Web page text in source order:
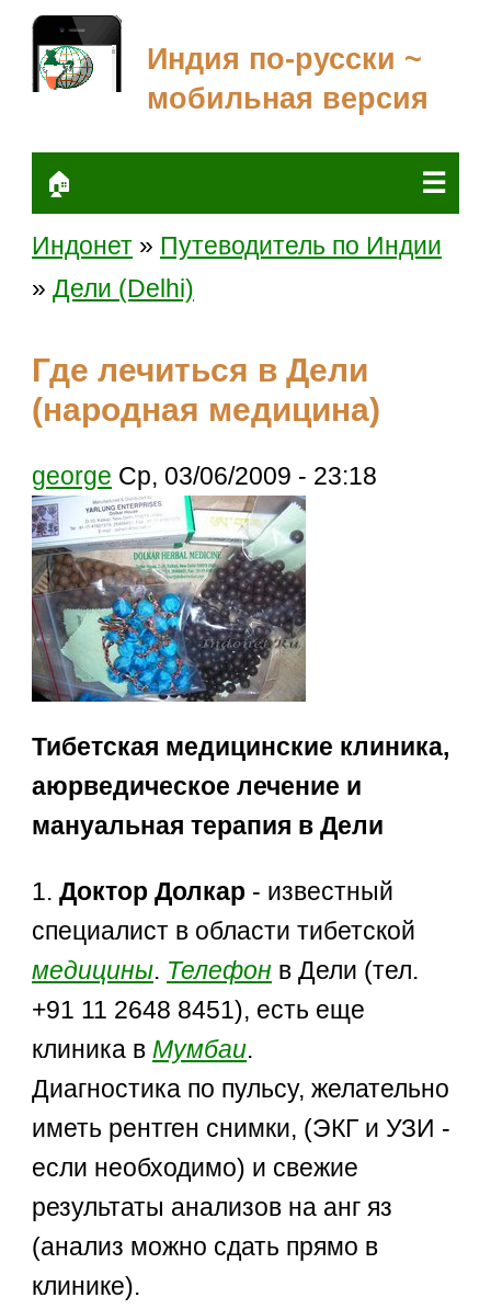
Индия по-русски ~
мобильная версия
🏠 ☰
Индонет » Путеводитель по Индии
»Дели (Delhi)
Где лечиться в Дели
(народная медицина)
george Ср, 03/06/2009 - 23:18
Тибетская медицинские клиника,
аюрведическое лечение и
мануальная терапия в Дели
1.Доктор Долкар - известный
специалист в области тибетской
медицины. Телефон в Дели (тел.
+91 11 2648 8451), есть еще
клиника в Мумбаи.
Диагностика по пульсу, желательно
иметь рентген снимки, (ЭКГ и УЗИ -
если необходимо) и свежие
результаты анализов на анг яз
(анализ можно сдать прямо в
клинике).